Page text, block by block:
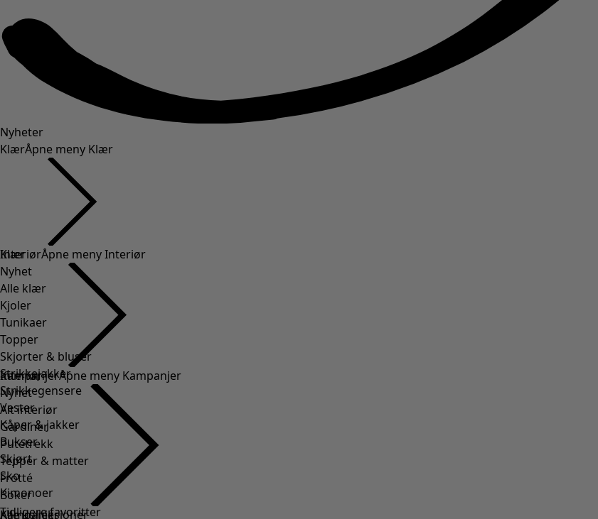
Nyheter
KlærÅpne meny Klær
Klær
Nyhet
Alle klær
Kjoler
Tunikaer
Topper
Skjorter & bluser
Strikkejakker
Strikkegensere
Vester
Kåper & jakker
Bukser
Skjørt
Sko
Kimonoer
InteriørÅpne meny Interiør
Interiør
Nyhet
Alt interiør
Gardiner
Putetrekk
Tepper & matter
Frotté
Boker
Tidligere favoritter
KampanjerÅpne meny Kampanjer
Kampanjer
Alle kolleksjoner